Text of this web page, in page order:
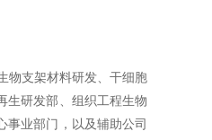
物支架材料研发、干细胞
生研发部、组织工程生物
业部门，以及辅助公司